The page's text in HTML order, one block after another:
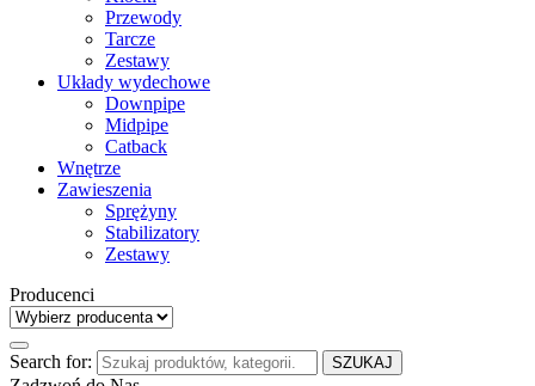
Przewody
Tarcze
Zestawy
Układy wydechowe
Downpipe
Midpipe
Catback
Wnętrze
Zawieszenia
Sprężyny
Stabilizatory
Zestawy
Producenci
Search for: SZUKAJ